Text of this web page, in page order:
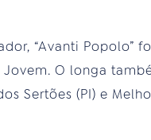
“Avanti
O longa
Sertões (PI) e